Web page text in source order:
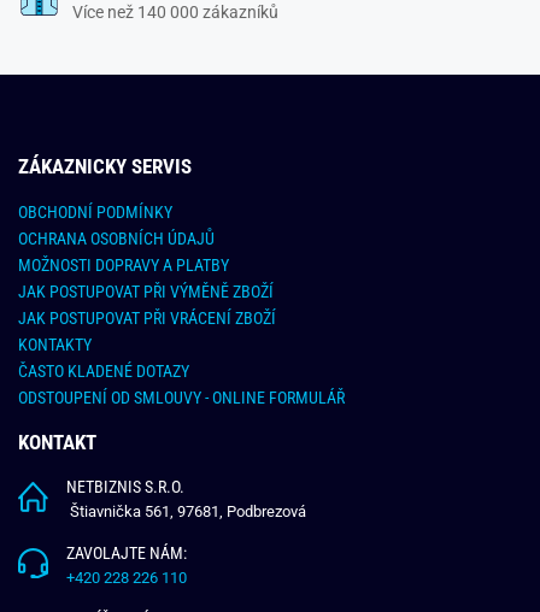
Více než 140 000 zákazníků
ZÁKAZNICKY SERVIS
OBCHODNÍ PODMÍNKY
OCHRANA OSOBNÍCH ÚDAJŮ
MOŽNOSTI DOPRAVY A PLATBY
JAK POSTUPOVAT PŘI VÝMĚNĚ ZBOŽÍ
JAK POSTUPOVAT PŘI VRÁCENÍ ZBOŽÍ
KONTAKTY
ČASTO KLADENÉ DOTAZY
ODSTOUPENÍ OD SMLOUVY - ONLINE FORMULÁŘ
KONTAKT
NETBIZNIS S.R.O.
Štiavnička 561, 97681, Podbrezová
ZAVOLAJTE NÁM:
+420 228 226 110